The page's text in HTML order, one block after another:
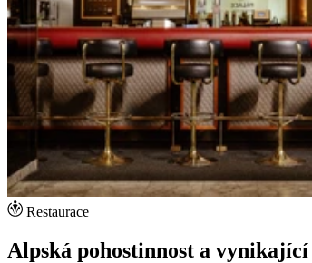
Restaurace
Alpská pohostinnost a